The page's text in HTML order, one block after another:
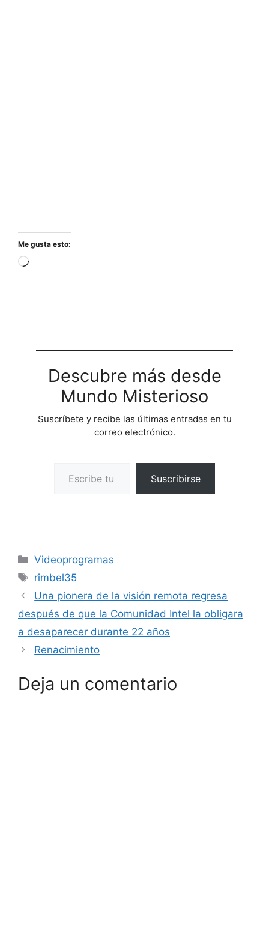
Me gusta esto:
Cargando...
Descubre más desde
Mundo Misterioso
Suscríbete y recibe las últimas entradas en tu
correo electrónico.
Suscribirse
Categorías
Videoprogramas
Etiquetas
rimbel35
Una pionera de la visión remota regresa
después de que la Comunidad Intel la obligara
a desaparecer durante 22 años
Renacimiento
Deja un comentario